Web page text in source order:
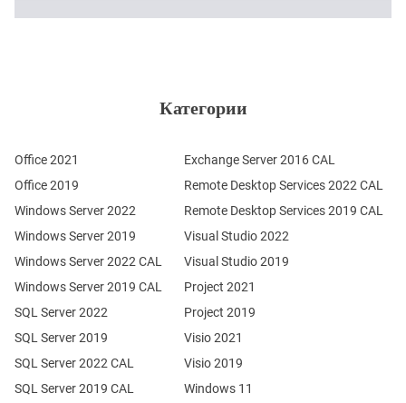
Категории
Office 2021
Office 2019
Windows Server 2022
Windows Server 2019
SQL Server 2022
SQL Server 2019
Windows Server 2022 CAL
Windows Server 2019 CAL
SQL Server 2022 CAL
SQL Server 2019 CAL
Remote Desktop Services 2022 CAL
Remote Desktop Services 2019 CAL
Exchange Server 2016 CAL
Visual Studio 2022
Visual Studio 2019
Project 2021
Project 2019
Visio 2021
Visio 2019
Windows 11